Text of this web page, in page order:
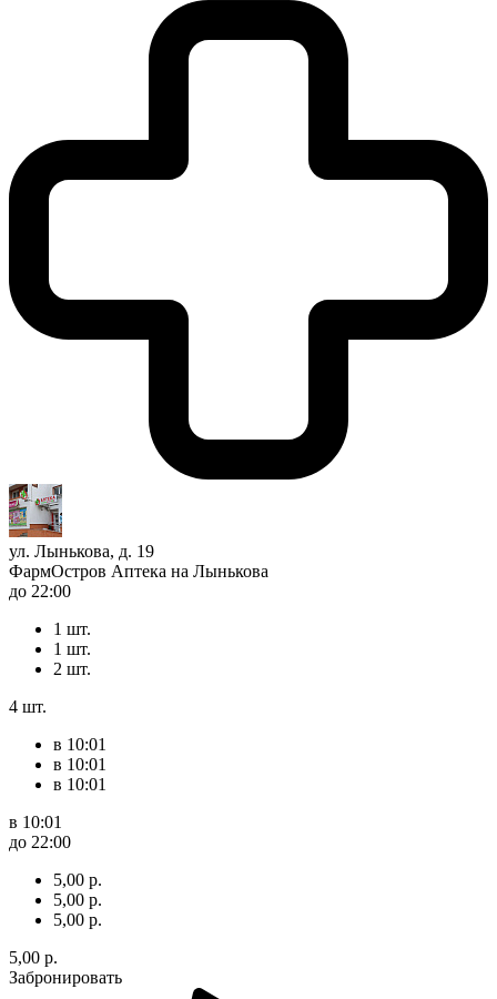
ул. Лынькова, д. 19
ФармОстров Аптека на Лынькова
до 22:00
1 шт.
1 шт.
2 шт.
4 шт.
в 10:01
в 10:01
в 10:01
в 10:01
до 22:00
5,00 р.
5,00 р.
5,00 р.
5,00 р.
Забронировать